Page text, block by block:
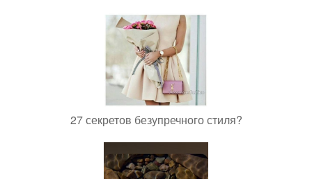
27 секретов безупречного стиля?